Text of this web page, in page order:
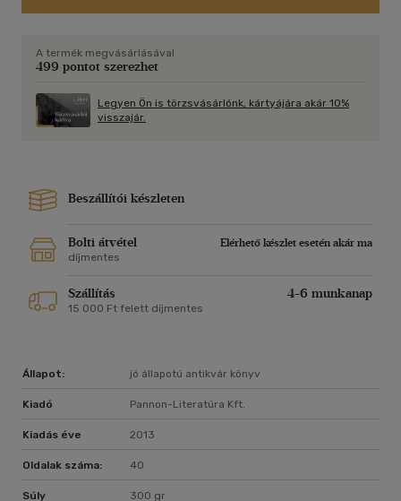
A termék megvásárlásával
499 pontot szerezhet
Legyen Ön is törzsvásárlónk, kártyájára akár 10%
visszajár.
Beszállítói készleten
Bolti átvétel
Elérhető készlet esetén akár ma
díjmentes
Szállítás 4-6 munkanap
15 000 Ft felett díjmentes
Állapot: jó állapotú antikvár könyv
Kiadó Pannon-Literatúra Kft.
Kiadás éve 2013
Oldalak száma: 40
Súly 300 gr